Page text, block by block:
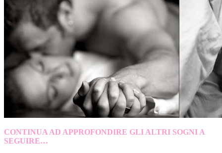
CONTINUA AD APPROFONDIRE GLI ALTRI SOGNI A
SEGUIRE…